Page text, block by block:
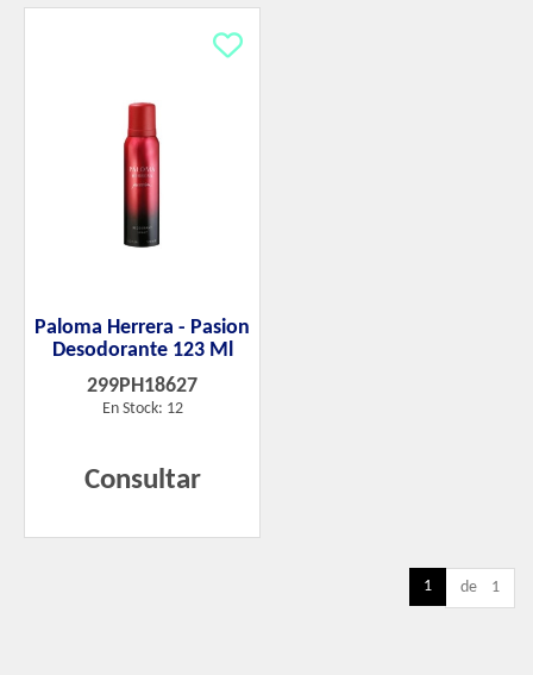
Paloma Herrera - Pasion
Desodorante 123 Ml
299PH18627
En Stock: 12
Consultar
1 de 1